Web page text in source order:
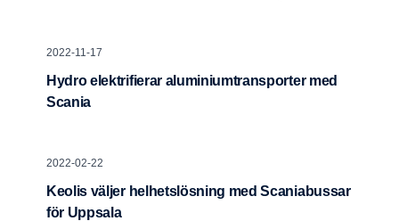
2022-11-17
Hydro elektrifierar aluminiumtransporter med
Scania
2022-02-22
Keolis väljer helhetslösning med Scaniabussar
för Uppsala